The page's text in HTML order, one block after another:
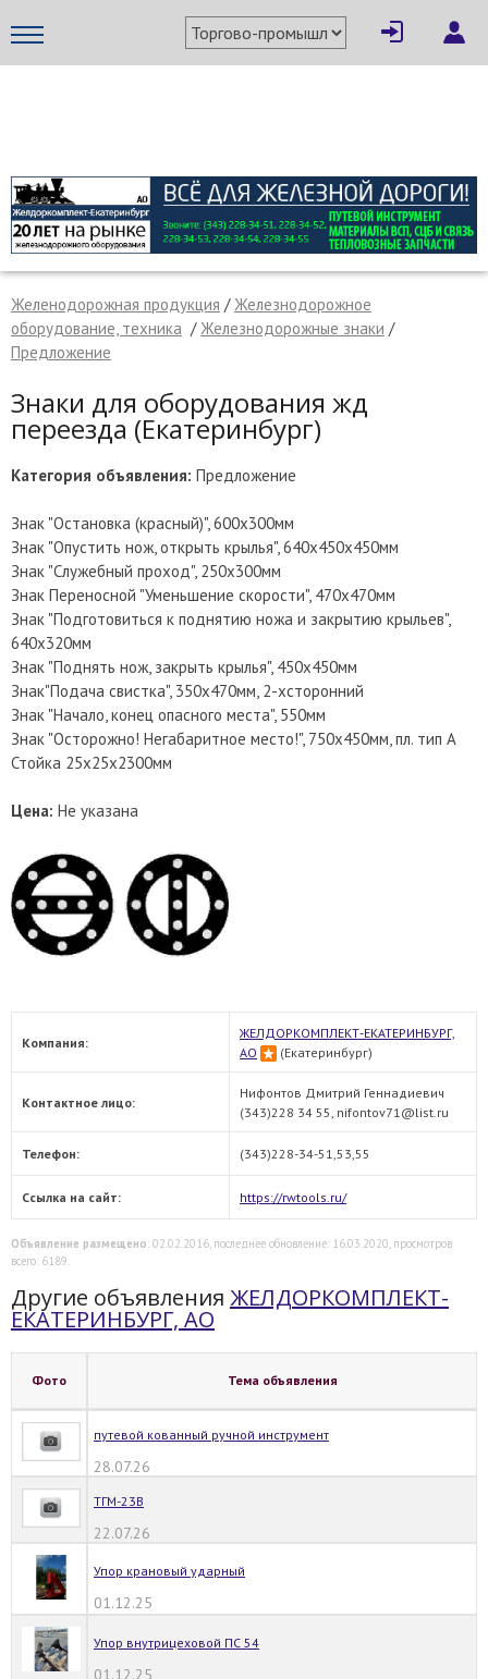
Желенодорожная продукция /Железнодорожное
оборудование, техника /Железнодорожные знаки /
Предложение
Знаки для оборудования жд
переезда (Екатеринбург)
Категория объявления: Предложение
Знак "Остановка (красный)", 600х300мм
Знак "Опустить нож, открыть крылья", 640х450х450мм
Знак "Служебный проход", 250х300мм
Знак Переносной "Уменьшение скорости", 470х470мм
Знак "Подготовиться к поднятию ножа и закрытию крыльев",
640х320мм
Знак "Поднять нож, закрыть крылья", 450х450мм
Знак"Подача свистка", 350х470мм, 2-хсторонний
Знак "Начало, конец опасного места", 550мм
Знак "Осторожно! Негабаритное место!", 750х450мм, пл. тип А
Стойка 25х25х2300мм
Цена: Не указана
× Написать поставщику
Отмена Отправить сообщение
Компания:
ЖЕЛДОРКОМПЛЕКТ-ЕКАТЕРИНБУРГ,
АО
(Екатеринбург)
Контактное лицо:
Нифонтов Дмитрий Геннадиевич
(343)228 34 55, nifontov71@list.ru
Телефон: (343)228-34-51,53,55
Ссылка на сайт: https://rwtools.ru/
Объявление размещено: 02.02.2016, последнее обновление: 16.03.2020, просмотров
всего: 6189.
Другие объявления ЖЕЛДОРКОМПЛЕКТ-
ЕКАТЕРИНБУРГ, АО
Фото Тема объявления
путевой кованный ручной инструмент
28.07.26
ТГМ-23В
22.07.26
Упор крановый ударный
01.12.25
Упор внутрицеховой ПС 54
01.12.25